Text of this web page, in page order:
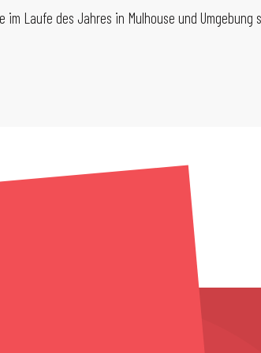
Laufe des Jahres in Mulhouse und